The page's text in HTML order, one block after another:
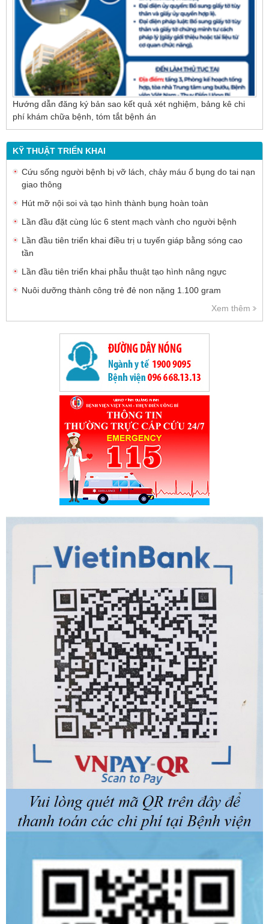
Hướng dẫn đăng ký bản sao kết quả xét nghiệm, bảng kê chi
phí khám chữa bệnh, tóm tắt bệnh án
KỸ THUẬT TRIỂN KHAI
Cứu sống người bệnh bị vỡ lách, chảy máu ổ bụng do tai nạn
giao thông
Hút mỡ nội soi và tạo hình thành bụng hoàn toàn
Lần đầu đặt cùng lúc 6 stent mạch vành cho người bệnh
Lần đầu tiên triển khai điều trị u tuyến giáp bằng sóng cao
tần
Lần đầu tiên triển khai phẫu thuật tạo hình nâng ngực
Nuôi dưỡng thành công trẻ đẻ non nặng 1.100 gram
Xem thêm